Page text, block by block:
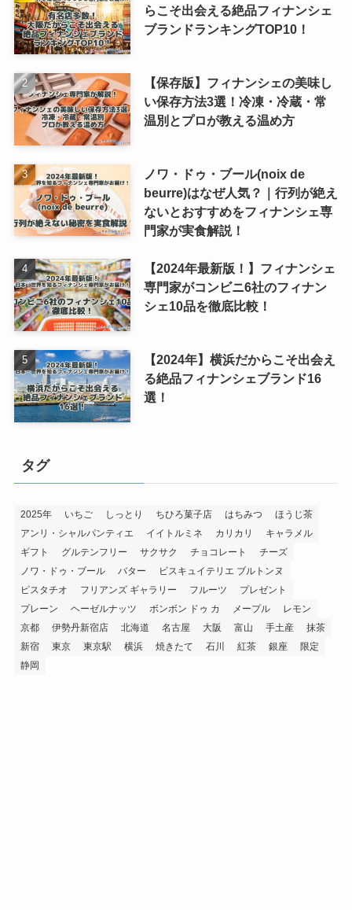
らこそ出会える絶品フィナンシェ
ブランドランキングTOP10！
【保存版】フィナンシェの美味し
い保存方法3選！冷凍・冷蔵・常
温別とプロが教える温め方
ノワ・ドゥ・ブール(noix de
beurre)はなぜ人気？｜行列が絶え
ないとおすすめをフィナンシェ専
門家が実食解説！
【2024年最新版！】フィナンシェ
専門家がコンビニ6社のフィナン
シェ10品を徹底比較！
【2024年】横浜だからこそ出会え
る絶品フィナンシェブランド16
選！
タグ
2025年 いちご しっとり ちひろ菓子店 はちみつ
ほうじ茶
アンリ・シャルパンティエ
イイトルミネ カリカリ
キャラメル
ギフト
グルテンフリー サクサク チョコレート
チーズ
ノワ・ドゥ・ブール
バター
ビスキュイテリエ ブルトンヌ
ピスタチオ
フリアンズ ギャラリー フルーツ
プレゼント
プレーン
ヘーゼルナッツ ボンボン ドゥ カ メープル
レモン
京都
伊勢丹新宿店 北海道 名古屋 大阪 富山 手土産
抹茶
新宿
東京 東京駅 横浜 焼きたて 石川 紅茶 銀座
限定
静岡